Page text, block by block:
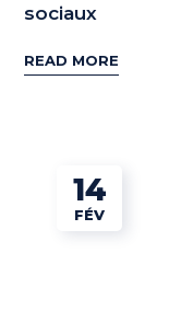
sociaux
READ MORE
14
FÉV